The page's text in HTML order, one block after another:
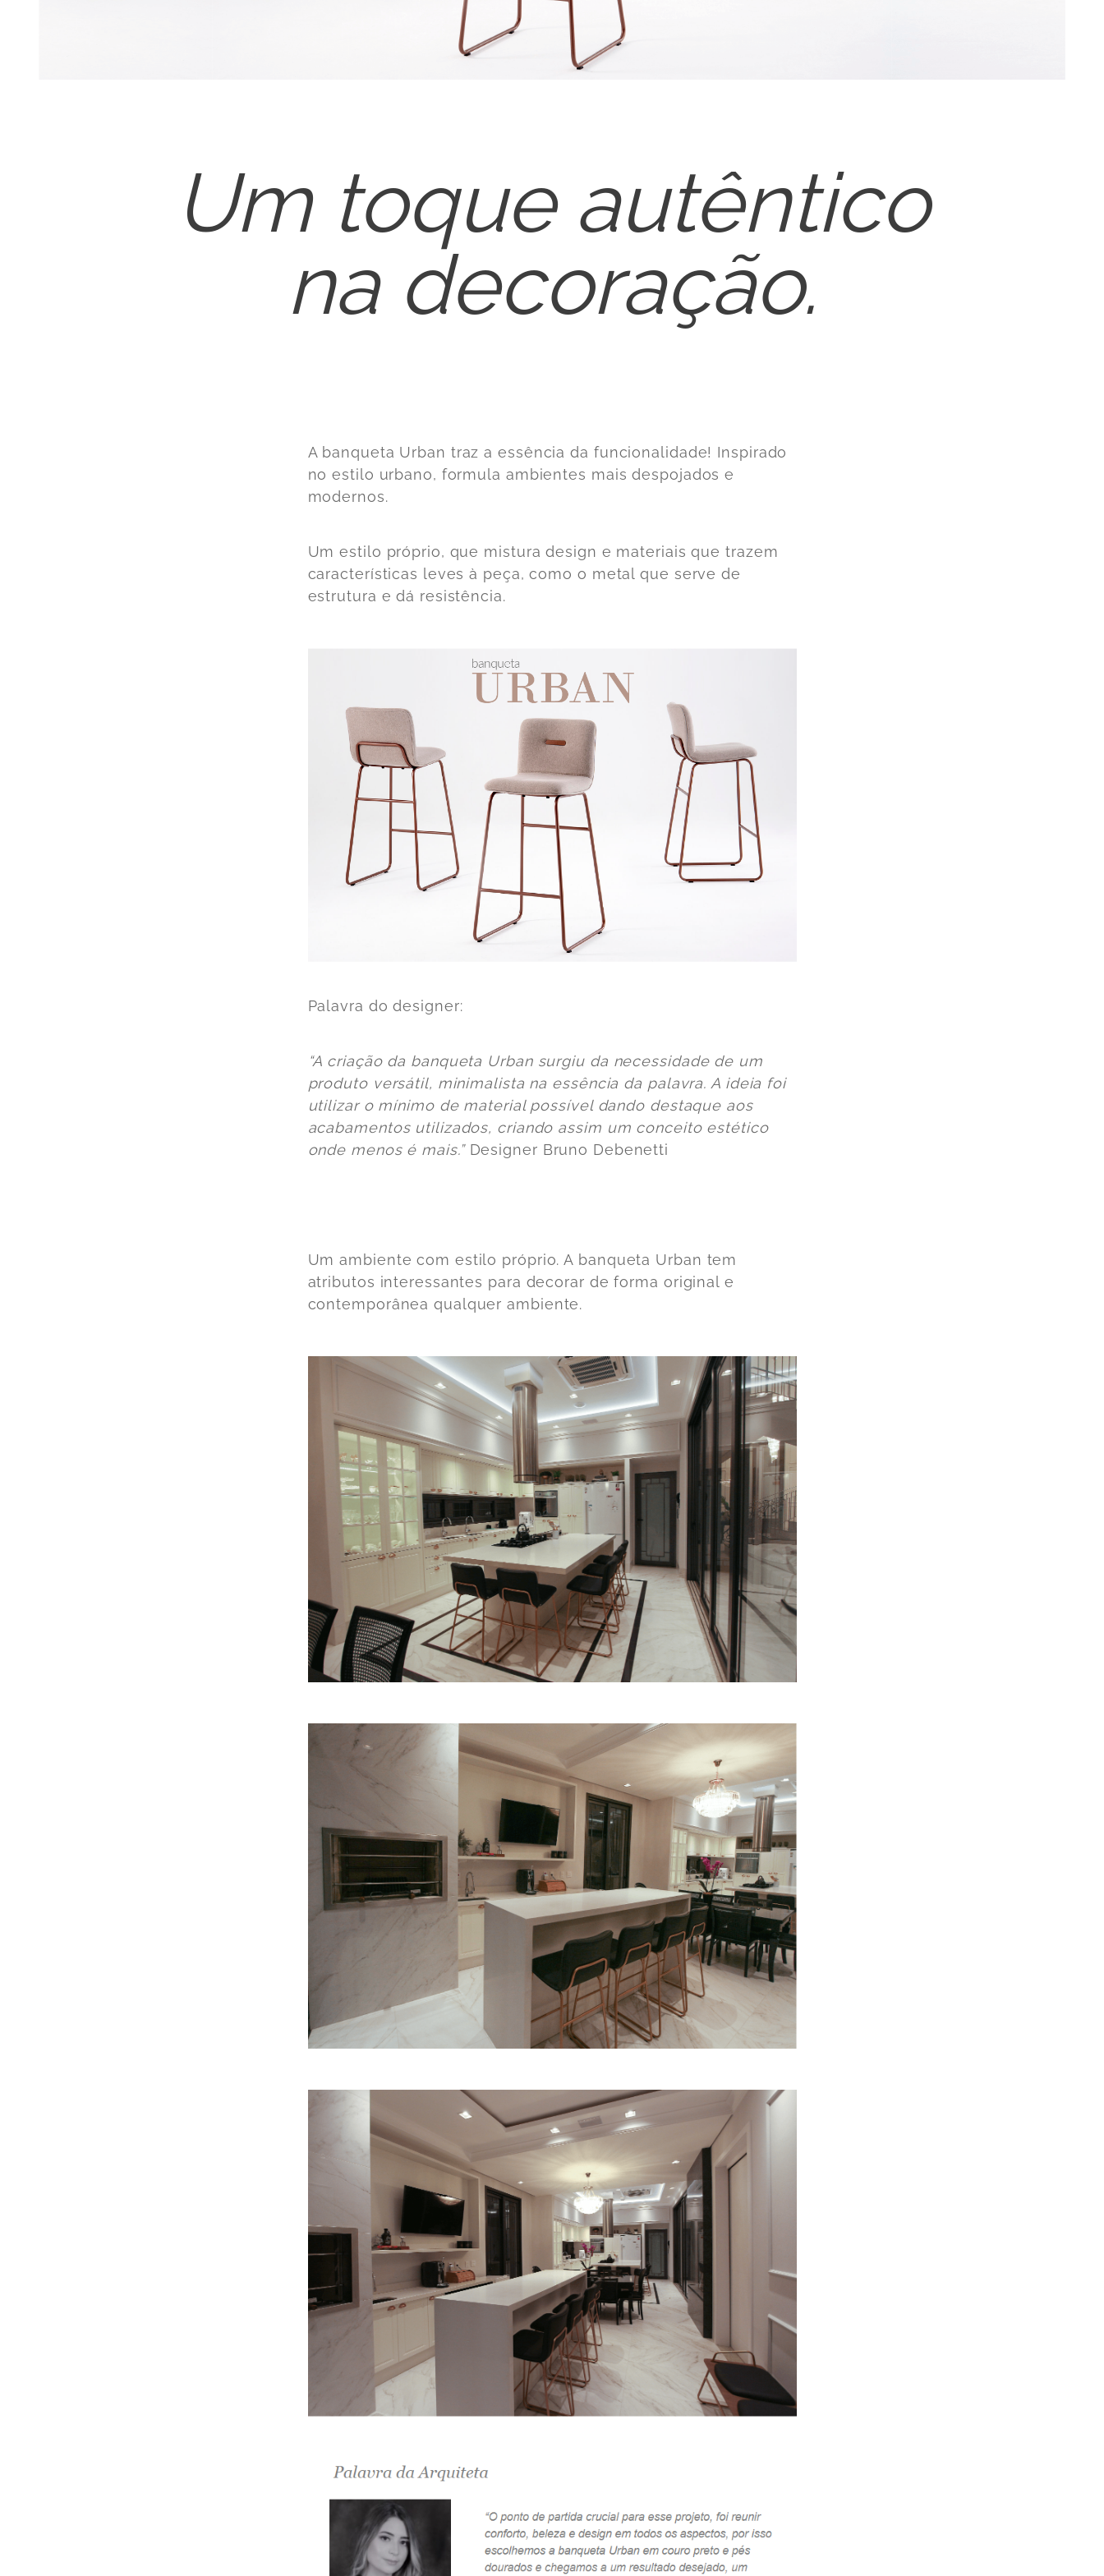
Um toque autêntico
na decoração.
A banqueta Urban traz a essência da funcionalidade! Inspirado
no estilo urbano, formula ambientes mais despojados e
modernos.
Um estilo próprio, que mistura design e materiais que trazem
características leves à peça, como o metal que serve de
estrutura e dá resistência.
Palavra do designer:
“A criação da banqueta Urban surgiu da necessidade de um
produto versátil, minimalista na essência da palavra. A ideia foi
utilizar o mínimo de material possível dando destaque aos
acabamentos utilizados, criando assim um conceito estético
onde menos é mais.” Designer Bruno Debenetti
Um ambiente com estilo próprio. A banqueta Urban tem
atributos interessantes para decorar de forma original e
contemporânea qualquer ambiente.